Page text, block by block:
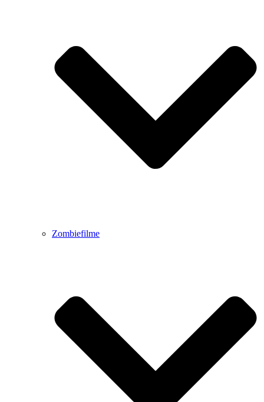
Zombiefilme